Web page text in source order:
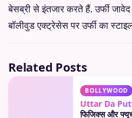
बेसब्री से इंतजार करते हैं. उर्फी
बॉलीवुड एक्ट्रेसेस पर उर्फी का
Related Posts
BOLLYWOOD
Uttar Da
फिजिक्स और